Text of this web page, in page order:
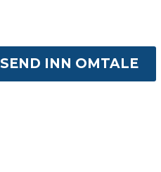
SEND INN OMTALE